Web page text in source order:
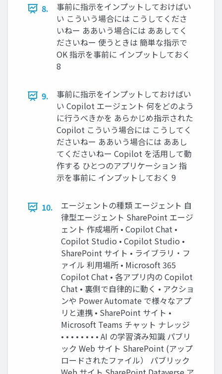
8.
事前に指示をインプットしておけばい
い こういう場合には こうしてくださ
いねー ああいう場合には ああしてく
ださいねー 使うときは 簡単な指示で
OK 指示を事前に インプットしておく
8
9.
事前に指示をインプットしておけばい
い Copilot エージェント 何をどのよう
に行うべきかを あらかじめ指示された
Copilot こういう場合には こうしてく
ださいねー ああいう場合には ああし
てくださいねー Copilot を活用して動
作する ひとつのアプリケーション 指
示を事前に インプットしておく 9
10.
エージェントの種類 エージェント 自
律型エージェント SharePoint エージ
ェント 作成場所 • Copilot Chat •
Copilot Studio • Copilot Studio •
SharePoint サイト • ライブラリ・フ
ァイル 利用場所 • Microsoft 365
Copilot Chat • 各アプリ内の Copilot
Chat • 裏側で自律的に動く • アクショ
ンや Power Automate で様々なアプ
リと連携 • SharePoint サイト •
Microsoft Teams チャット ナレッジ
• • • • • • • • AI の学習済み知識 パブリ
ック Web サイト SharePoint (アップ
ロードされたファイル） パブリック